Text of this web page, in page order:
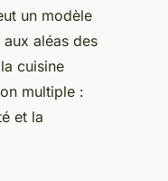
un modèle
aléas des
cuisine
multiple :
et la